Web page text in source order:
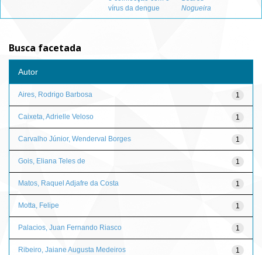
vírus da dengue
Nogueira
Busca facetada
Autor
1
Aires, Rodrigo Barbosa
1
Caixeta, Adrielle Veloso
1
Carvalho Júnior, Wenderval Borges
1
Gois, Eliana Teles de
1
Matos, Raquel Adjafre da Costa
1
Motta, Felipe
1
Palacios, Juan Fernando Riasco
1
Ribeiro, Jaiane Augusta Medeiros